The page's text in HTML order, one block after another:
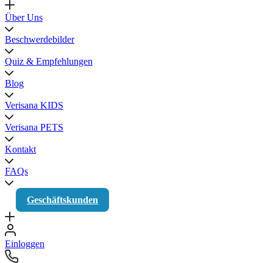
Über Uns
Beschwerdebilder
Quiz & Empfehlungen
Blog
Verisana KIDS
Verisana PETS
Kontakt
FAQs
Geschäftskunden
Einloggen